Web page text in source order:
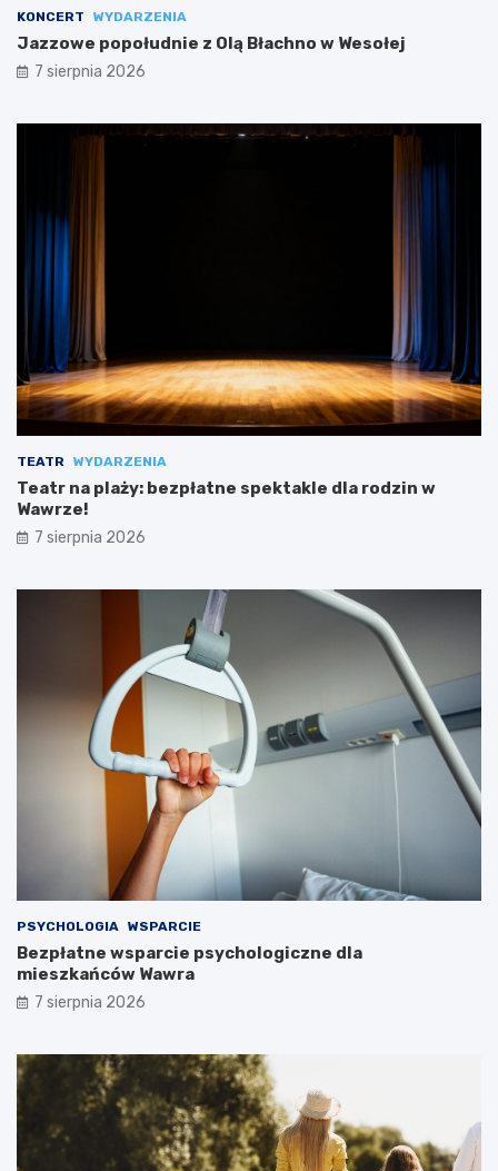
KONCERT WYDARZENIA
Jazzowe popołudnie z Olą Błachno w Wesołej
7 sierpnia 2026
TEATR WYDARZENIA
Teatr na plaży: bezpłatne spektakle dla rodzin w
Wawrze!
7 sierpnia 2026
PSYCHOLOGIA WSPARCIE
Bezpłatne wsparcie psychologiczne dla
mieszkańców Wawra
7 sierpnia 2026